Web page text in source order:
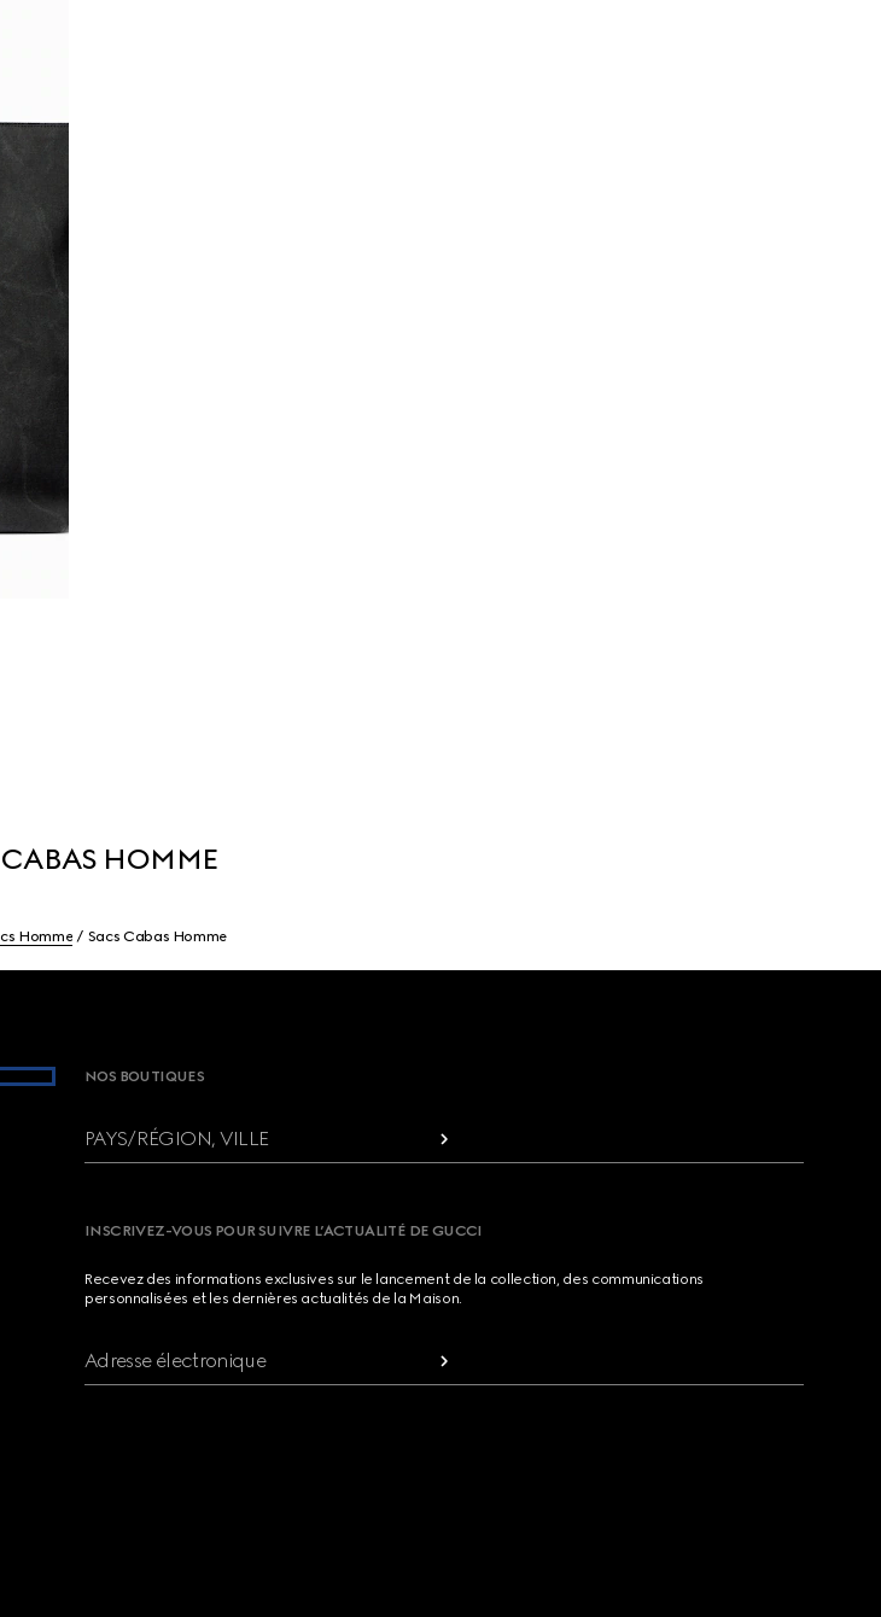
HOMME
Homme Sacs Cabas Homme
NOS BOUTIQUES
PAYS/RÉGION, VILLE
INSCRIVEZ-VOUS POUR SUIVRE L’ACTUALITÉ DE GUCCI
Recevez des informations exclusives sur le lancement de la collection, des communications
personnalisées et les dernières actualités de la Maison.
Adresse électronique